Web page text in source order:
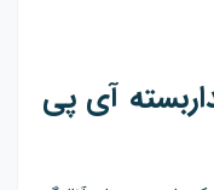
آی پی